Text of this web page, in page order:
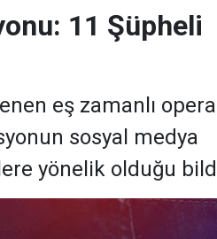
11 Şüpheli
eş zamanlı
sosyal medya
yönelik olduğu